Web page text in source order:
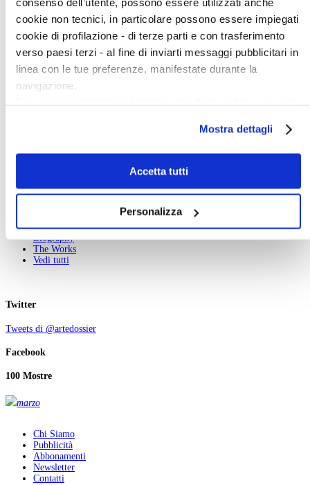
cookie non tecnici, in particolare possono essere impiegati
cookie di profilazione - di terze parti e con trasferimento
verso paesi terzi - al fine di inviarti messaggi pubblicitari in
linea con le tue preferenze, manifestate durante la
navigazione.
privacy sui cookie, ti invitiamo a prendere visione
dell’informativa cookie.
Chiudendo il banner tramite la “X” prosegui la navigazione
senza alcuna profilazione e con installazione dei soli
consenso alla profilazione che potrai revocare in ogni
Mostra dettagli
Accetta tutti
Personalizza
J
K
L
M
N
P
Q
W
Haidji
Biography
The Works
Vedi tutti
Twitter
Tweets di @artedossier
Facebook
100 Mostre
marzo
Chi Siamo
Pubblicità
Abbonamenti
Newsletter
Contatti